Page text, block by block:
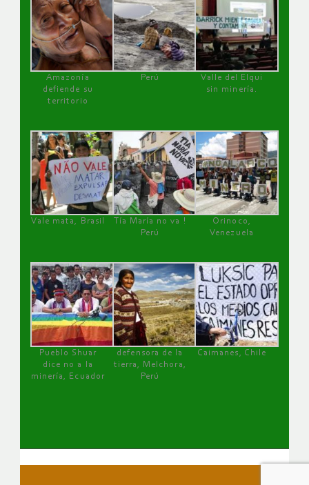
Amazonía
defiende su
territorio
Perú
Valle del Elqui
sin minería.
Vale mata, Brasil
Tía María no va !
Perú
Orinoco,
Venezuela
Pueblo Shuar
dice no a la
minería, Ecuador
defensora de la
tierra, Melchora,
Perú
Caimanes, Chile